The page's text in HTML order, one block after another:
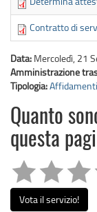
Contratto di
Data: Mercoledì, 21
Amministrazione
Tipologia:Affidamenti
Quanto
questa
Vota il servizio!